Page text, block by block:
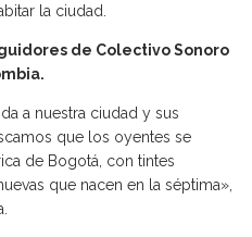
la ciudad.
de Colectivo Sonoro
a nuestra ciudad y sus
que los oyentes se
de Bogotá, con tintes
que nacen en la séptima»,